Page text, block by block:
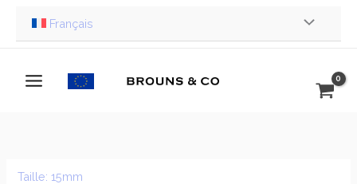
Français
Taille: 15mm